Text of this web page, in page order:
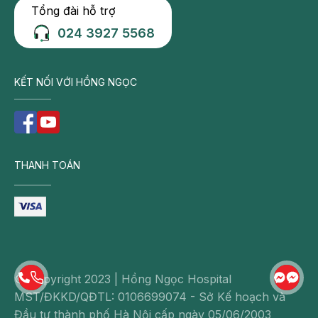
Tổng đài hỗ trợ
024 3927 5568
KẾT NỐI VỚI HỒNG NGỌC
THANH TOÁN
© Copyright 2023 | Hồng Ngọc Hospital
MST/ĐKKD/QĐTL: 0106699074 - Sở Kế hoạch và
Đầu tư thành phố Hà Nội cấp ngày 05/06/2003